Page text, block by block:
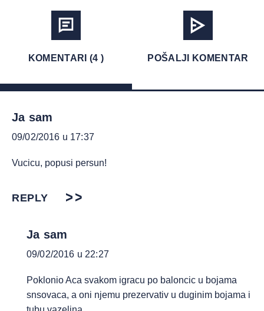
KOMENTARI (4 ) POŠALJI KOMENTAR
Ja sam
09/02/2016 u 17:37
Vucicu, popusi persun!
REPLY
Ja sam
09/02/2016 u 22:27
Poklonio Aca svakom igracu po baloncic u bojama
snsovaca, a oni njemu prezervativ u duginim bojama i